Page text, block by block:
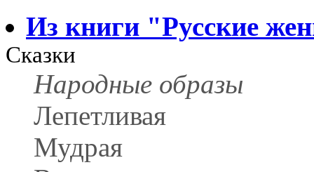
Из книги "Русские
Сказки
Народные образы
Лепетливая
Мудрая